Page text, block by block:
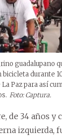
guadalupano
durante
Paz para así
Foto: Captura.
de 34 años y
izquierda,